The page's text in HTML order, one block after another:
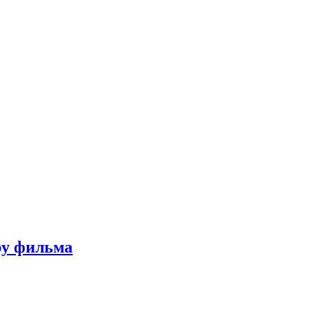
фильма